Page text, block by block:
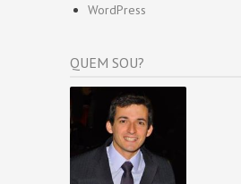
WordPress
QUEM SOU?